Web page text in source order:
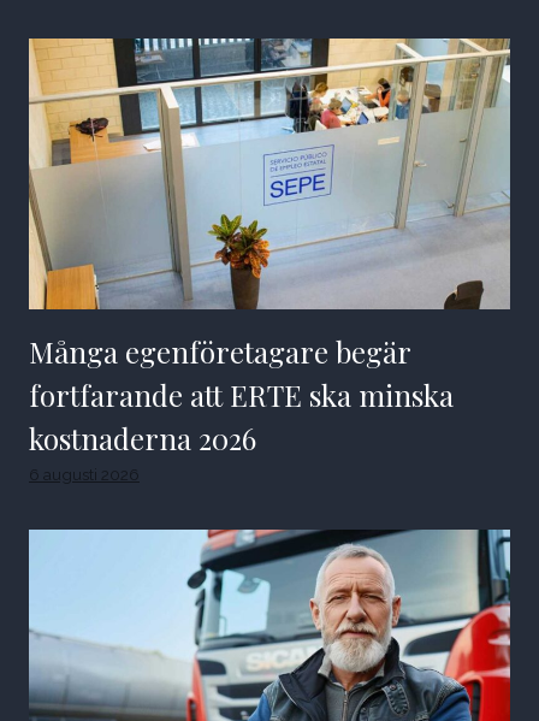
Många egenföretagare begär
fortfarande att ERTE ska minska
kostnaderna 2026
6 augusti 2026